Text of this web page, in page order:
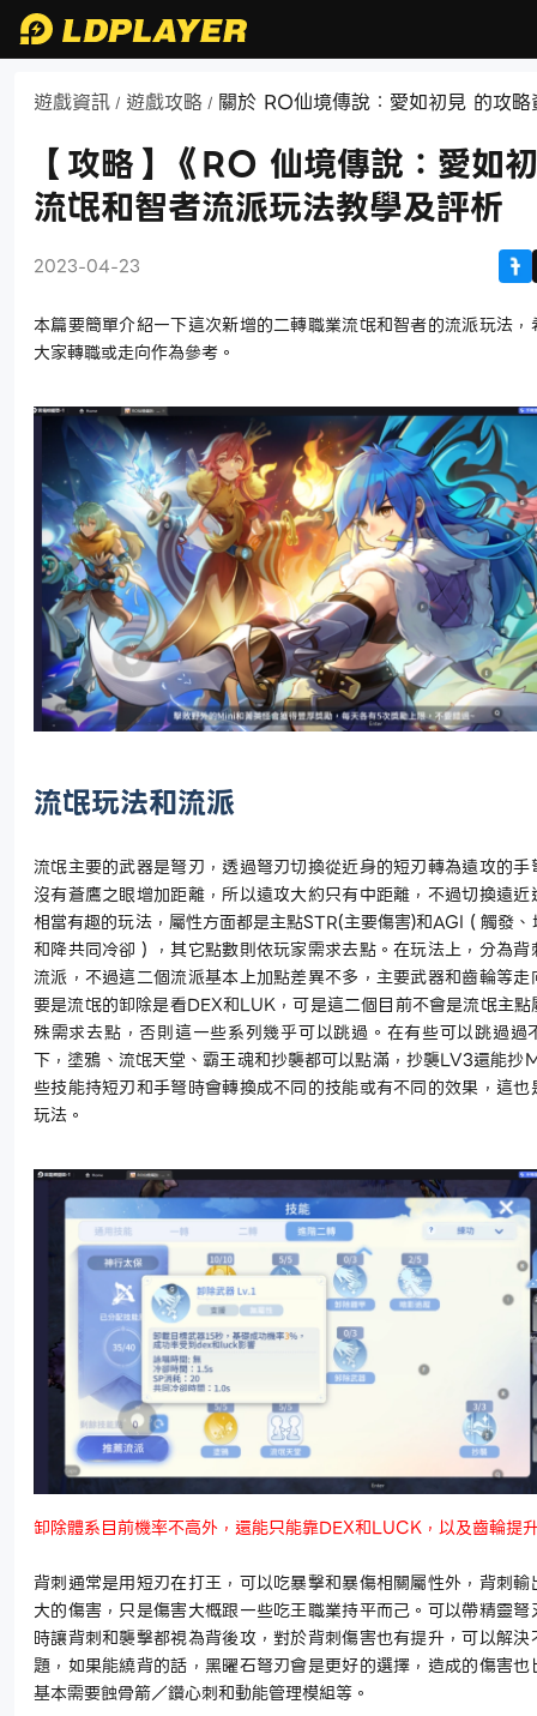
遊戲資訊 / 遊戲攻略 / 關於 RO仙境傳說：愛如初見 的攻略
【攻略】《RO 仙境傳說：愛如
流氓和智者流派玩法教學及評析
2023-04-23
本篇要簡單介紹一下這次新增的二轉職業流氓和智者的流派玩法，
大家轉職或走向作為參考。
流氓玩法和流派
流氓主要的武器是弩刃，透過弩刃切換從近身的短刃轉為遠攻的手
沒有蒼鷹之眼增加距離，所以遠攻大約只有中距離，不過切換遠近
相當有趣的玩法，屬性方面都是主點STR(主要傷害)和AGI （觸發
和降共同冷卻），其它點數則依玩家需求去點。在玩法上，分為背
流派，不過這二個流派基本上加點差異不多，主要武器和齒輪等走
要是流氓的卸除是看DEX和LUK ，可是這二個目前不會是流氓主
殊需求去點，否則這一些系列幾乎可以跳過。在有些可以跳過過
下，塗鴉、流氓天堂、霸王魂和抄襲都可以點滿，抄襲LV3還能抄
些技能持短刃和手弩時會轉換成不同的技能或有不同的效果，這也
玩法。
卸除體系目前機率不高外，還能只能靠DEX和LUCK ，以及齒輪提
背刺通常是用短刃在打王，可以吃暴擊和暴傷相關屬性外，背刺輸
大的傷害，只是傷害大概跟一些吃王職業持平而己。可以帶精靈弩
時讓背刺和襲擊都視為背後攻，對於背刺傷害也有提升，可以解決
題，如果能繞背的話，黑曜石弩刃會是更好的選擇，造成的傷害也
基本需要蝕骨箭／鑽心刺和動能管理模組等。